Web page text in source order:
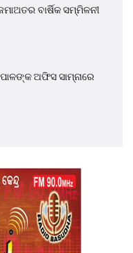
ବାର୍ଷିକ ସମ୍ମିଳନୀ
ଅଫିସ ସାମ୍ନାରେ